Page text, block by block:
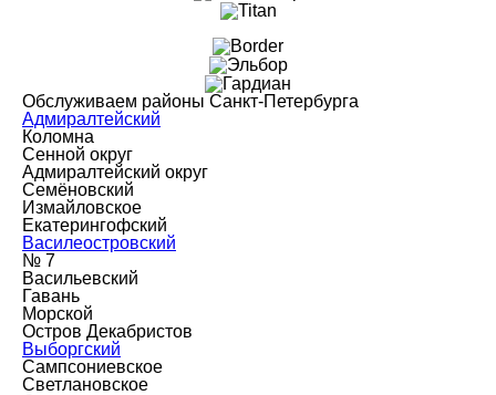
Обслуживаем районы Санкт-Петербурга
Адмиралтейский
Коломна
Сенной округ
Адмиралтейский округ
Семёновский
Измайловское
Екатерингофский
Василеостровский
№ 7
Васильевский
Гавань
Морской
Остров Декабристов
Выборгский
Сампсониевское
Светлановское